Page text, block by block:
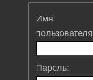
Имя
Пароль: